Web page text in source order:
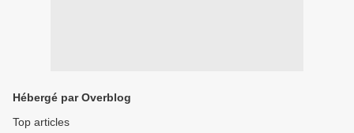
Hébergé par Overblog
Top articles